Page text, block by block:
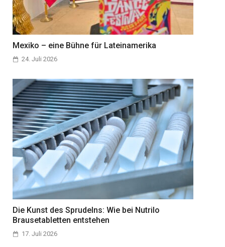
Mexiko – eine Bühne für Lateinamerika
24. Juli 2026
Die Kunst des Sprudelns: Wie bei Nutrilo
Brausetabletten entstehen
17. Juli 2026